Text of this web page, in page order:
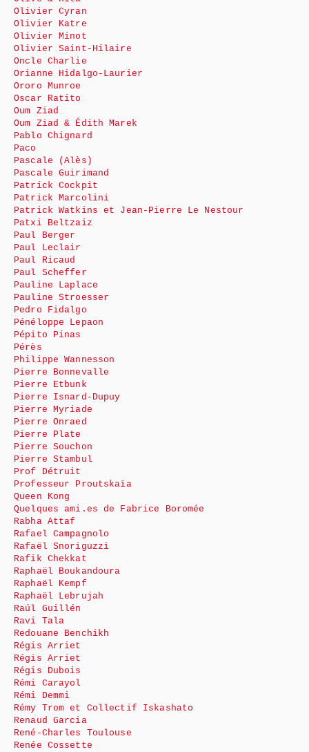
Olivier Cyran
Olivier Katre
Olivier Minot
Olivier Saint-Hilaire
Oncle Charlie
Orianne Hidalgo-Laurier
Ororo Munroe
Oscar Ratito
Oum Ziad
Oum Ziad & Édith Marek
Pablo Chignard
Paco
Pascale (Alès)
Pascale Guirimand
Patrick Cockpit
Patrick Marcolini
Patrick Watkins et Jean-Pierre Le Nestour
Patxi Beltzaiz
Paul Berger
Paul Leclair
Paul Ricaud
Paul Scheffer
Pauline Laplace
Pauline Stroesser
Pedro Fidalgo
Pénéloppe Lepaon
Pépito Pinas
Pérès
Philippe Wannesson
Pierre Bonnevalle
Pierre Etbunk
Pierre Isnard-Dupuy
Pierre Myriade
Pierre Onraed
Pierre Plate
Pierre Souchon
Pierre Stambul
Prof Détruit
Professeur Proutskaïa
Queen Kong
Quelques ami.es de Fabrice Boromée
Rabha Attaf
Rafael Campagnolo
Rafaël Snoriguzzi
Rafik Chekkat
Raphaël Boukandoura
Raphaël Kempf
Raphaël Lebrujah
Raúl Guillén
Ravi Tala
Redouane Benchikh
Régis Arriet
Régis Arriet
Régis Dubois
Rémi Carayol
Rémi Demmi
Rémy Trom et Collectif Iskashato
Renaud Garcia
René-Charles Toulouse
Renée Cossette